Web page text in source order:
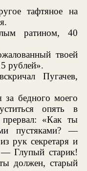
тафтяное на
ратином, 40
твоей
рублей».
Пугачев,
за бедного моего
опять в
«Как ты
пустяками? —
рук секретаря и
— Глупый старик!
должен, старый